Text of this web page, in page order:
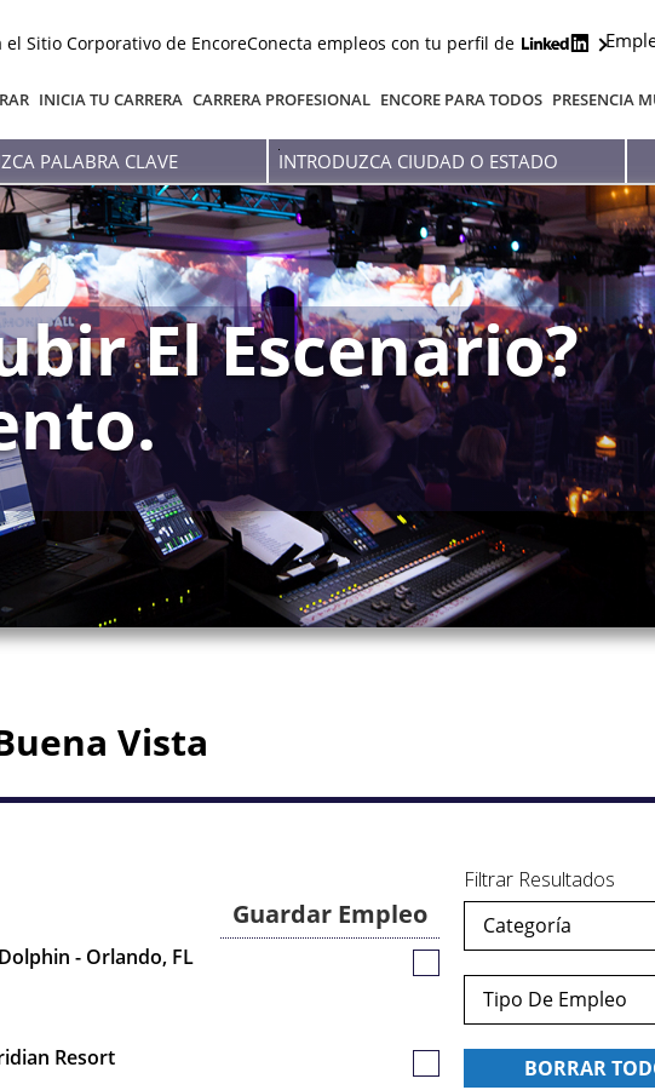
el Sitio Corporativo de EncoreConecta empleos con tu perfil de
INICIA TU CARRERA CARRERA PROFESIONAL ENCORE PARA TODOS PRESENCIA
Introduzca
Ciudad
O
Estado
El Escenario?
Vista
Guardar Empleo
- Orlando, FL
Guardar
Resort
Guardar
Filtrar Resultados
Categoría
Tipo De Empleo